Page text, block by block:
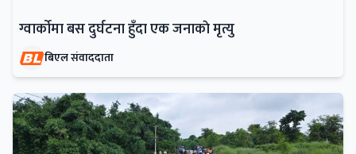
ग्वार्काेमा बस दुर्घटना हुँदा एक जनाकाे मृत्यु
बिएल संवाददाता